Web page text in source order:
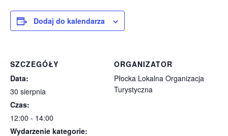
Dodaj do kalendarza
SZCZEGÓŁY
Data:
30 sierpnia
Czas:
12:00 - 14:00
Wydarzenie kategorie:
ORGANIZATOR
Płocka Lokalna Organizacja
Turystyczna